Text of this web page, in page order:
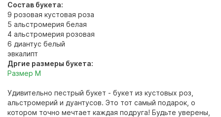
Состав букета:
9 розовая кустовая роза
5 альстромерия белая
4 альстромерия розовая
6 диантус белый
эвкалипт
Дргие размеры букета:
Размер М
Удивительно пестрый букет - букет из кустовых роз,
альстромерий и дуантусов. Это тот самый подарок, о
котором точно мечтает каждая подруга! Будьте уверены,